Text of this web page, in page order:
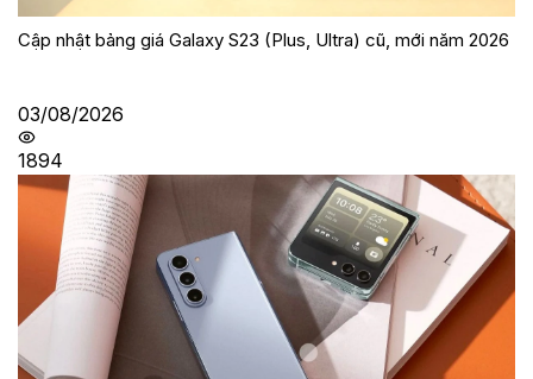
Cập nhật bảng giá Galaxy S23 (Plus, Ultra) cũ, mới năm 2026
03/08/2026
1894